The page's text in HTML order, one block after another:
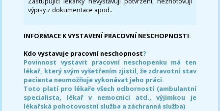
výpisy z dokumentace apod..
INFORMACE K VYSTAVENÍ PRACOVNÍ NESCHOPNOSTI:
Kdo vystavuje pracovní neschopnost?
Povinnost vystavit pracovní neschopenku má ten
lékař, který svým vyšetřením zjistil, že zdravotní stav
pacienta neumožňuje vykonávat jeho práci.
Toto platí pro lékaře všech odborností (ambulantní
specialista, lékař v nemocnici atd., výjimkou je
lékařská pohotovostní služba a záchranná služba)